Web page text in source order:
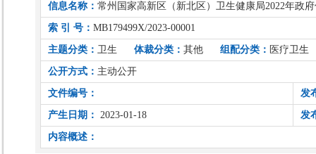
信息名称： 常州国家高新区（新北区）卫生健康局2022年政
索 引 号： MB179499X/2023-00001
主题分类： 卫生 体裁分类： 其他 组配分类： 医疗卫生
公开方式： 主动公开
文件编号： 发
产生日期： 2023-01-18 发
内容概述：